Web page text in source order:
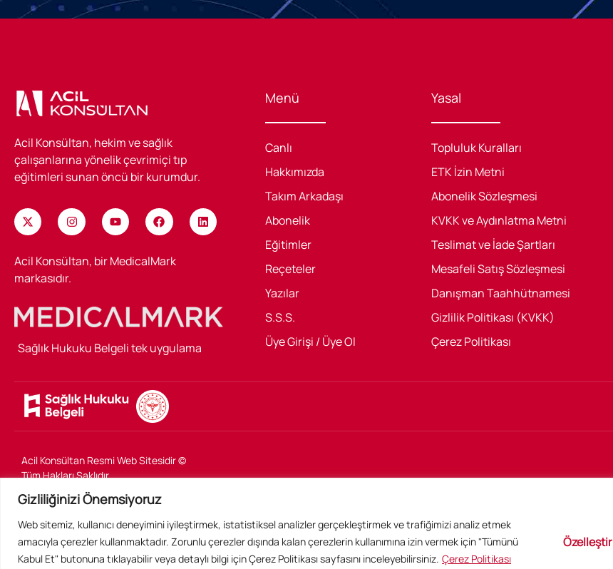
Gizliliğinizi Önemsiyoruz
Web sitemiz, kullanıcı deneyimini iyileştirmek, istatistiksel analizler gerçekleştirmek ve trafiğimizi analiz etmek
amacıyla çerezler kullanmaktadır. Zorunlu çerezler dışında kalan çerezlerin kullanımına izin vermek için "Tümünü
Kabul Et" butonuna tıklayabilir veya detaylı bilgi için Çerez Politikası sayfasını inceleyebilirsiniz. Çerez Politikası
Özelleştir
Acil Konsültan, hekim ve sağlık
çalışanlarına yönelik çevrimiçi tıp
eğitimleri sunan öncü bir kurumdur.
Acil Konsültan, bir MedicalMark
markasıdır.
Menü
Canlı
Hakkımızda
Takım Arkadaşı
Abonelik
Eğitimler
Reçeteler
Yazılar
S.S.S.
Üye Girişi / Üye Ol
Yasal
Topluluk Kuralları
ETK İzin Metni
Abonelik Sözleşmesi
KVKK ve Aydınlatma Metni
Teslimat ve İade Şartları
Mesafeli Satış Sözleşmesi
Danışman Taahhütnamesi
Gizlilik Politikası (KVKK)
Çerez Politikası
Sağlık Hukuku Belgeli tek uygulama
Acil Konsültan Resmi Web Sitesidir ©
Tüm Hakları Saklıdır
hayvanlarına destek vermekteyiz. UPA
kurumsal bağışçısıyız.